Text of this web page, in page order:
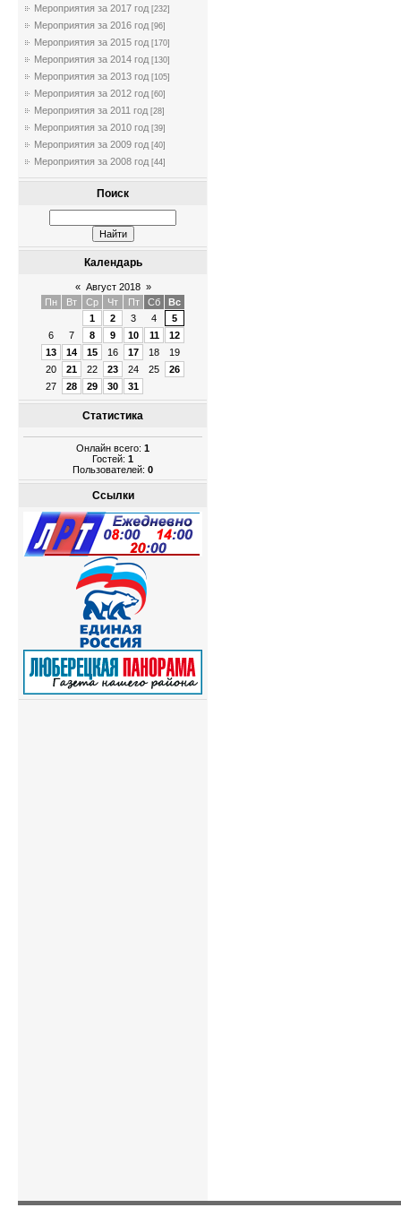
Мероприятия за 2017 год [232]
Мероприятия за 2016 год [96]
Мероприятия за 2015 год [170]
Мероприятия за 2014 год [130]
Мероприятия за 2013 год [105]
Мероприятия за 2012 год [60]
Мероприятия за 2011 год [28]
Мероприятия за 2010 год [39]
Мероприятия за 2009 год [40]
Мероприятия за 2008 год [44]
Поиск
Календарь
« Август 2018 »
Пн
Вт Ср Чт Пт Сб
Вс
1
2 3 4
5
6
7 8 9 10 11
12
13
14 15 16 17 18
19
20
21 22 23 24 25
26
27
28 29 30 31
Статистика
Онлайн всего: 1
Гостей: 1
Пользователей: 0
Ссылки